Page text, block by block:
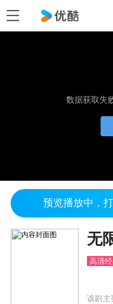
数据获取失
预览播放中，
无
高清
该剧主